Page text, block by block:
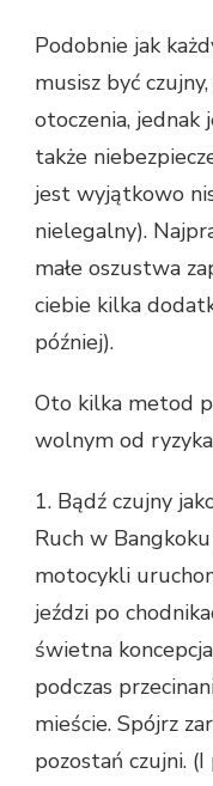
Podobnie jak
musisz być
otoczenia, jednak
także
jest wyjątkowo
nielegalny).
małe oszustwa
ciebie kilka
później).
Oto kilka metod
wolnym od
1. Bądź czujny
Ruch w
motocykli
jeździ po
świetna
podczas
mieście. Spójrz
pozostań czujni.